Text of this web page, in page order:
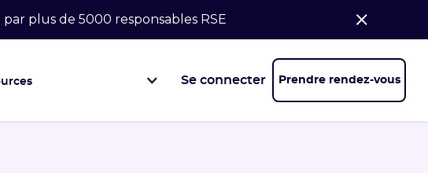
plus de 5000 responsables RSE
Se connecter Prendre rendez-vous